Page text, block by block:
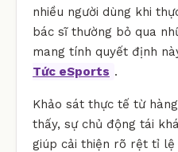
nhiều người dùng khi
bác sĩ thường bỏ qua
mang tính quyết định
Tức eSports .
Khảo sát thực tế từ
thấy, sự chủ động tái
giúp cải thiện rõ rệt tỉ lệ